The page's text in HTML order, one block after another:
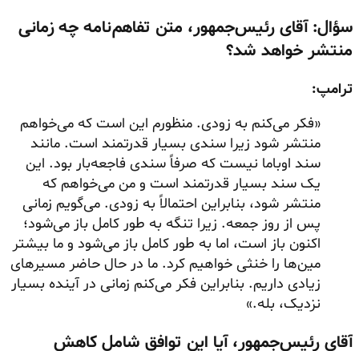
سؤال: آقای رئیس‌جمهور، متن تفاهم‌نامه چه زمانی
منتشر خواهد شد؟
ترامپ:
«فکر می‌کنم به زودی. منظورم این است که می‌خواهم
منتشر شود زیرا سندی بسیار قدرتمند است. مانند
سند اوباما نیست که صرفاً سندی فاجعه‌بار بود. این
یک سند بسیار قدرتمند است و من می‌خواهم که
منتشر شود، بنابراین احتمالاً به زودی. می‌گویم زمانی
پس از روز جمعه. زیرا تنگه به طور کامل باز می‌شود؛
اکنون باز است، اما به طور کامل باز می‌شود و ما بیشتر
مین‌ها را خنثی خواهیم کرد. ما در حال حاضر مسیرهای
زیادی داریم. بنابراین فکر می‌کنم زمانی در آینده بسیار
نزدیک، بله.»
آقای رئیس‌جمهور، آیا این توافق شامل کاهش